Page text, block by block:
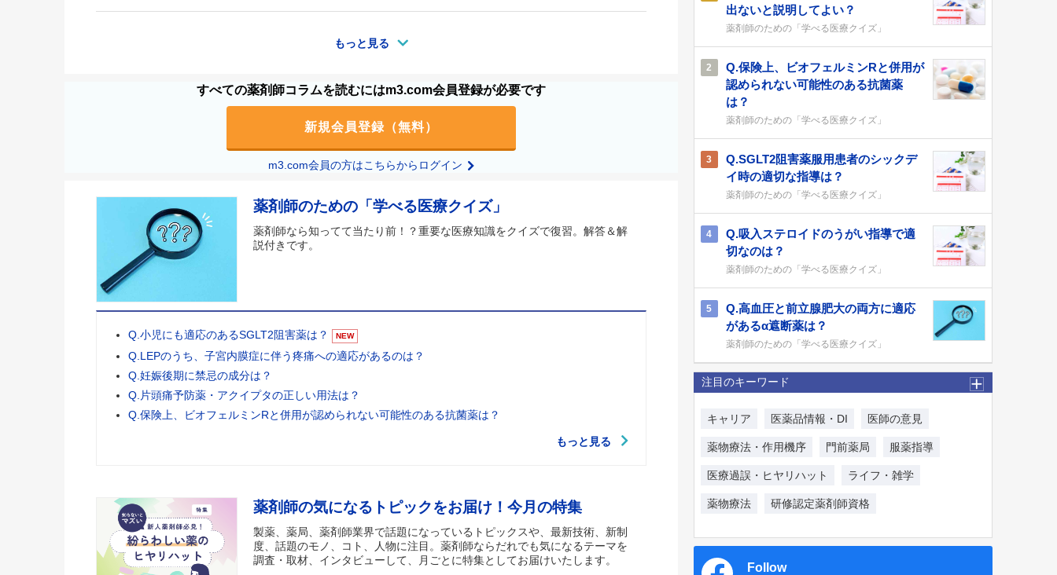
もっと見る
すべての薬剤師コラムを読むにはm3.com会員登録が必要です
新規会員登録（無料）
m3.com会員の方はこちらからログイン
薬剤師のための「学べる医療クイズ」
薬剤師なら知ってて当たり前！？重要な医療知識をクイズで復習。解答＆解
説付きです。
Q.小児にも適応のあるSGLT2阻害薬は？ NEW
Q.LEPのうち、子宮内膜症に伴う疼痛への適応があるのは？
Q.妊娠後期に禁忌の成分は？
Q.片頭痛予防薬・アクイプタの正しい用法は？
Q.保険上、ビオフェルミンRと併用が認められない可能性のある抗菌薬は？
もっと見る
薬剤師の気になるトピックをお届け！今月の特集
製薬、薬局、薬剤師業界で話題になっているトピックスや、最新技術、新制
度、話題のモノ、コト、人物に注目。薬剤師ならだれでも気になるテーマを
調査・取材、インタビューして、月ごとに特集としてお届けいたします。
出ないと説明してよい？
薬剤師のための「学べる医療クイズ」
2
Q.保険上、ビオフェルミンRと併用が
認められない可能性のある抗菌薬
は？
薬剤師のための「学べる医療クイズ」
3
Q.SGLT2阻害薬服用患者のシックデ
イ時の適切な指導は？
薬剤師のための「学べる医療クイズ」
4
Q.吸入ステロイドのうがい指導で適
切なのは？
薬剤師のための「学べる医療クイズ」
5
Q.高血圧と前立腺肥大の両方に適応
があるα遮断薬は？
薬剤師のための「学べる医療クイズ」
注目のキーワード
キャリア 医薬品情報・DI 医師の意見
薬物療法・作用機序 門前薬局 服薬指導
医療過誤・ヒヤリハット ライフ・雑学
薬物療法 研修認定薬剤師資格
Follow